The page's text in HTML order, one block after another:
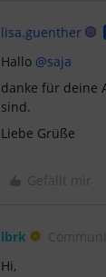
lisa.guenther
Hallo @saja
danke für deine
sind.
Liebe Grüße
Gefällt mir
lbrk
Hi,